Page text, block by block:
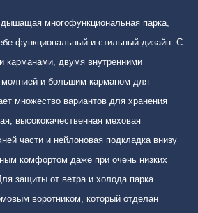
многофункциональная парка,
функциональный и стильный дизайн. С
карманами, двумя внутренними
молнией и большим карманом для
множество вариантов для хранения
высококачественная меховая
части и нейлоновая подкладка внизу
комфортом даже при очень низких
защиты от ветра и холода парка
воротником, который отделан